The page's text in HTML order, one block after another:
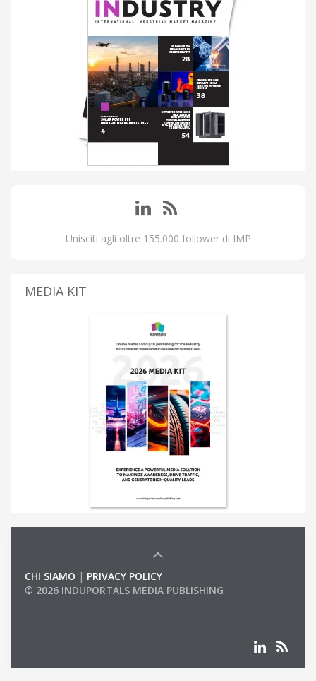
Unisciti agli oltre 155.000 follower di IMP
MEDIA KIT
CHI SIAMO | PRIVACY POLICY
© 2026 INDUPORTALS MEDIA PUBLISHING